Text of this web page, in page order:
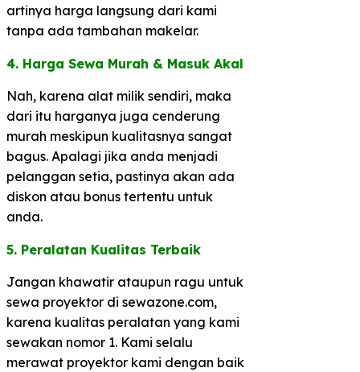
artinya harga langsung dari kami
tanpa ada tambahan makelar.
4. Harga Sewa Murah & Masuk Akal​
Nah, karena alat milik sendiri, maka
dari itu harganya juga cenderung
murah meskipun kualitasnya sangat
bagus. Apalagi jika anda menjadi
pelanggan setia, pastinya akan ada
diskon atau bonus tertentu untuk
anda.
5. Peralatan Kualitas Terbaik​
Jangan khawatir ataupun ragu untuk
sewa proyektor di sewazone.com,
karena kualitas peralatan yang kami
sewakan nomor 1. Kami selalu
merawat proyektor kami dengan baik